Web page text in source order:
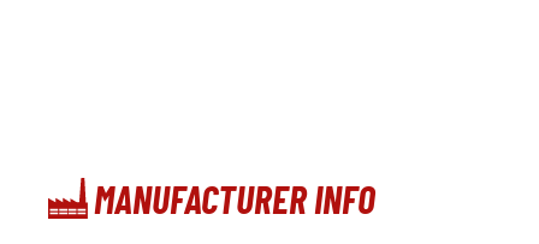
MANUFACTURER INFO